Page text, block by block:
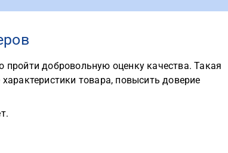
добровольную оценку качества. Такая
товара, повысить доверие